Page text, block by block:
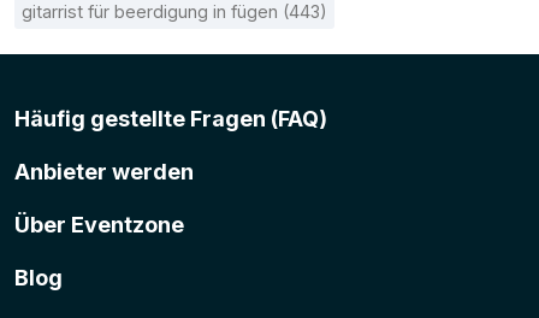
gitarrist für beerdigung in fügen (443)
Häufig gestellte Fragen (FAQ)
Anbieter werden
Über Eventzone
Blog